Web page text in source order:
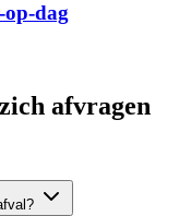
op-dag
afvragen